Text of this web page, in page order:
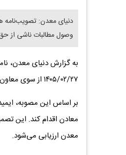
دنیای معدن: تصویب‌نامه
وصول مطالبات ناشی از
۱۴۰۵/۰۲/۲۷ از سوی معاون اول رئیس‌جمهور ابلاغ شد.
بر اساس این مصوبه،
معادن اقدام کند. این
معدن ارزیابی می‌شود.